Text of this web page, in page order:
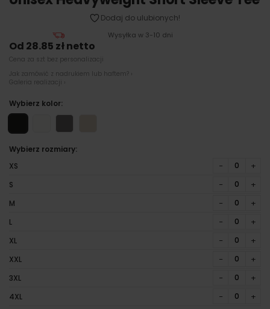
Dodaj do ulubionych!
Wysyłka w 3-10 dni
Od 28.85 zł netto
Cena za szt bez personalizacji
Jak zamówić z nadrukiem lub haftem? ›
Galeria realizacji ›
Wybierz kolor:
Wybierz rozmiary:
XS
− +
S − +
M − +
L − +
XL − +
XXL − +
3XL − +
4XL − +